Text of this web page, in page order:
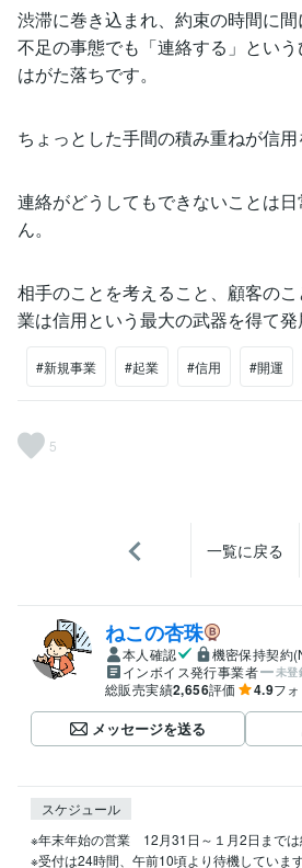
渋滞に巻き込まれ、約束の時間に間
不足の事態でも「連絡する」とい
はがた落ちです。
ちょっとした手間の積み重ねが信用
連絡がどうしてもできないことは
ん。
相手のことを考えること、顧客の
業は信用という最大の武器を得て発
#新規事業 #起業 #信用 #開運
5
一覧に戻る
ねこの杏珠
本人確認
機密保持契約
インボイス発行事業者
未登
総販売実績2,656評価 4.9フ
メッセージを送る
スケジュール
※年末年始の営業　12月31日～１月2日までは
※受付は24時間、午前10頃より待機しています